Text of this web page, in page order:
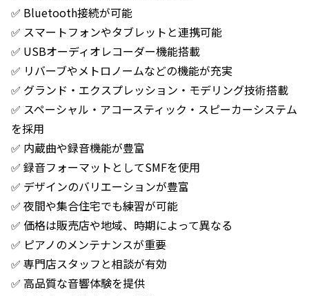
✅ Bluetooth接続が可能
✅ スマートフォンやタブレットと連携可能
✅ USBオーディオレコーダー機能搭載
✅ リバーブやメトロノームなどの機能が充実
✅ グランド・エクスプレッション・モデリング技術搭載
✅ スペーシャル・アコースティック・スピーカーシステム
を採用
✅ 内蔵曲や録音機能が豊富
✅ 録音フォーマットとしてSMFを使用
✅ デザインのバリエーションが豊富
✅ 夜間や集合住宅でも練習が可能
✅ 価格は販売店や地域、時期によって異なる
✅ ピアノのメンテナンスが重要
✅ 専門店スタッフと相談が有効
✅ 高品質な音響体験を提供